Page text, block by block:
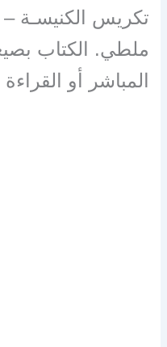
تكريس الكنيسـة
المباشر أو